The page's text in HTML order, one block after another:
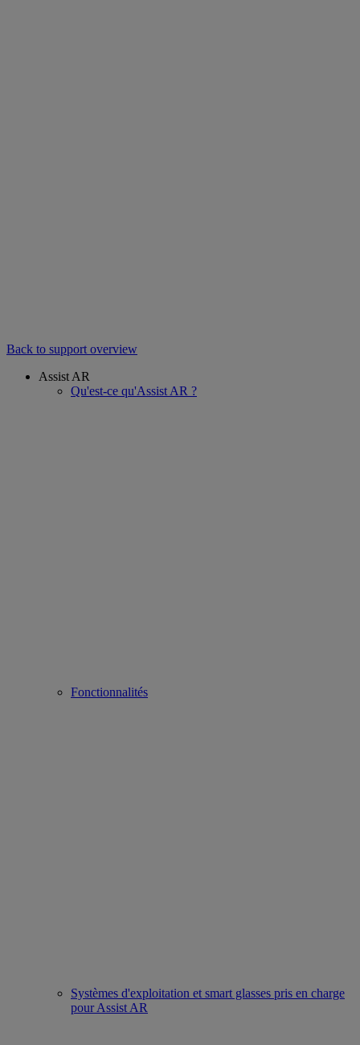
Back to support overview
Assist AR
Qu'est-ce qu'Assist AR ?
Fonctionnalités
Systèmes d'exploitation et smart glasses pris en charge
pour Assist AR